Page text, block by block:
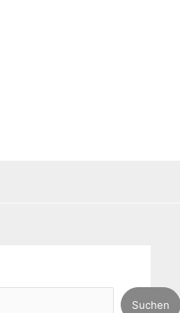
Suchen